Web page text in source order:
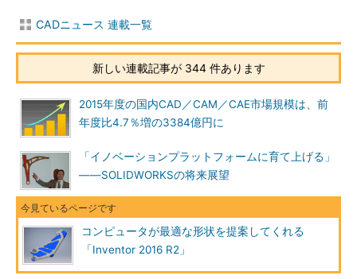
CADニュース 連載一覧
新しい連載記事が 344 件あります
2015年度の国内CAD／CAM／CAE市場規模は、前
年度比4.7％増の3384億円に
「イノベーションプラットフォームに育て上げる」
――SOLIDWORKSの将来展望
コンピュータが最適な形状を提案してくれる
「Inventor 2016 R2」